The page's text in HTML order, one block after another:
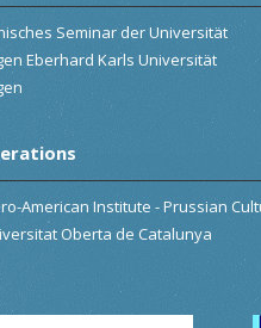
Seminar der Universität
Eberhard Karls Universität
American Institute - Prussian
Oberta de Catalunya